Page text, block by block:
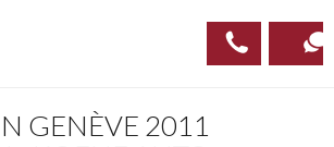
GENÈVE 2011